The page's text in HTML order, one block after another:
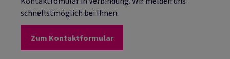
schnellstmöglich bei Ihnen.
Zum Kontaktformular